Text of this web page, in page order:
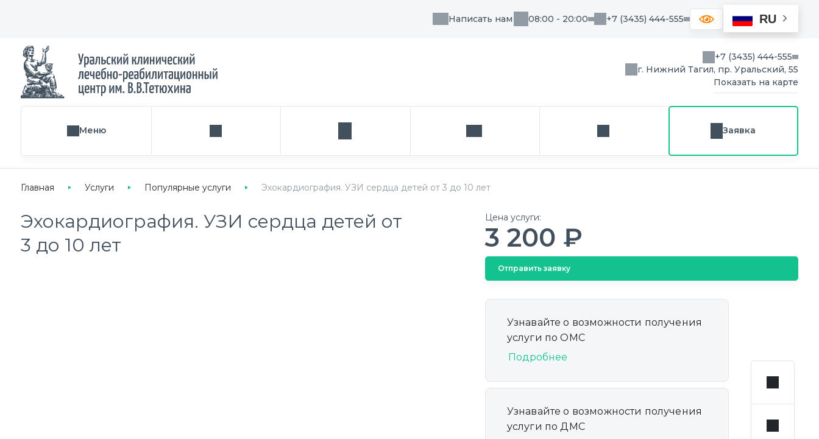
Написать нам 08:00 - 20:00 +7 (3435) 444-555 RU
+7 (3435) 444-555
г. Нижний Тагил, пр. Уральский, 55
Показать на карте
Меню Поиск услуги, направления или врача Написать нам Заказ звонка Заявка
Главная Услуги Популярные услуги Эхокардиография. УЗИ сердца детей от 3 до 10 лет
Эхокардиография. УЗИ сердца детей от
3 до 10 лет
Цена услуги:
3 200 ₽
Отправить заявку
Узнавайте о возможности получения
услуги по ОМС
Подробнее
Узнавайте о возможности получения
услуги по ДМС